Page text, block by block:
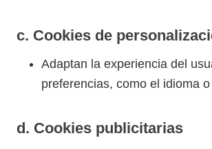
c. Cookies de
Adaptan la experiencia del
preferencias, como el idioma
d. Cookies publicitarias